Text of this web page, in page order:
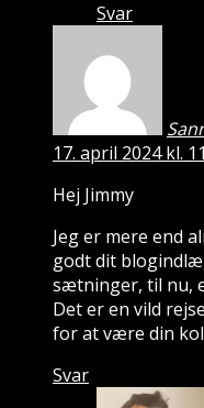
Svar
17. april 2024 kl.
Hej Jimmy
Jeg er mere end
godt dit
sætninger, til nu,
Det er en vild
for at være din
Svar